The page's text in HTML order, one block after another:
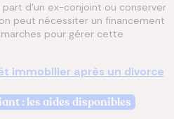
part d’un ex-conjoint ou conserver
peut nécessiter un financement
pour gérer cette
immobilier après un divorce
: les aides disponibles